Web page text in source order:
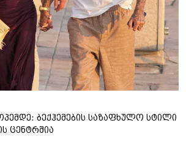
ბექჰემების საზაფხულო სტილი
ცენტრშია